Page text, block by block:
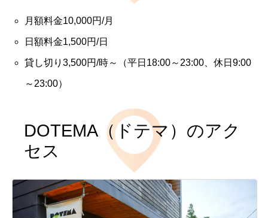
月額料金10,000円/月
日額料金1,500円/日
貸し切り3,500円/時～（平日18:00～23:00、休日9:00
～23:00）
DOTEMA（ドテマ）のアク
セス